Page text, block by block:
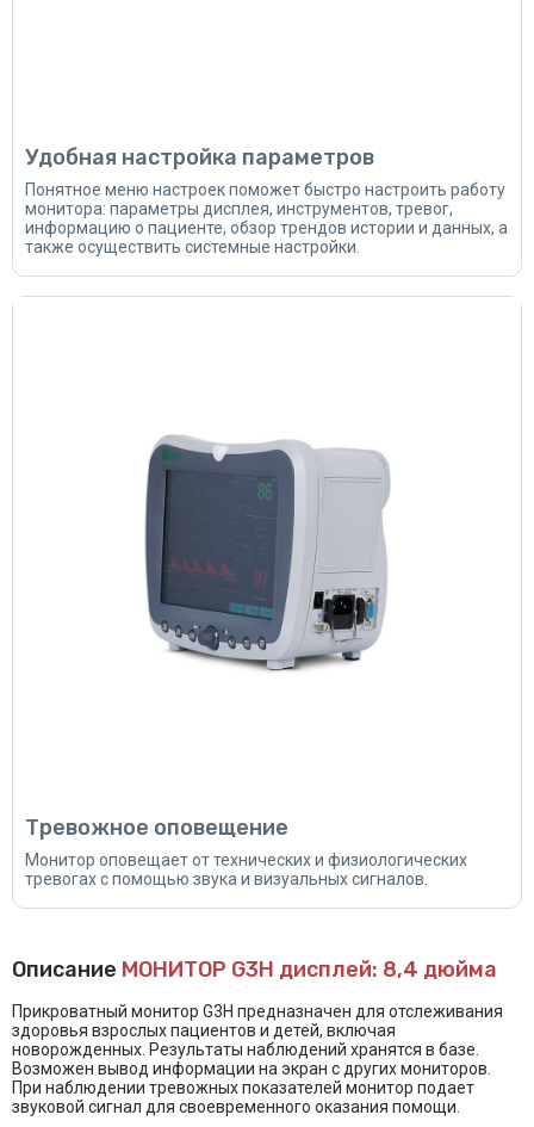
Удобная настройка параметров
Понятное меню настроек поможет быстро настроить работу
монитора: параметры дисплея, инструментов, тревог,
информацию о пациенте, обзор трендов истории и данных, а
также осуществить системные настройки.
Тревожное оповещение
Монитор оповещает от технических и физиологических
тревогах с помощью звука и визуальных сигналов.
Описание МОНИТОР G3H дисплей: 8,4 дюйма
Прикроватный монитор G3H предназначен для отслеживания
здоровья взрослых пациентов и детей, включая
новорожденных. Результаты наблюдений хранятся в базе.
Возможен вывод информации на экран с других мониторов.
При наблюдении тревожных показателей монитор подает
звуковой сигнал для своевременного оказания помощи.